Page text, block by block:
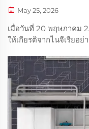
May 25, 2026
เมื่อวันที่ 20 พฤษภาคม
ให้เกียรติจากไนจีเรียอย่
และการเยี่ยมชมเพื่อธุร
แบบปรับแต่งได้ เฟอร์นิ
งานวิศวกรรมอย่างมืออา
และที่พักอาศัยต่างประเ